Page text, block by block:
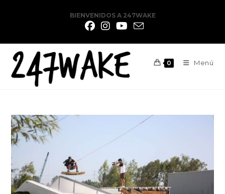
BIENVENIDOS A 247WAKE
0 Menú